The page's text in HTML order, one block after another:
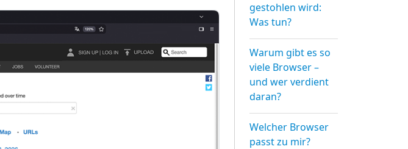
gestohlen wird:
Was tun?
Warum gibt es so
viele Browser –
und wer verdient
daran?
Welcher Browser
passt zu mir?